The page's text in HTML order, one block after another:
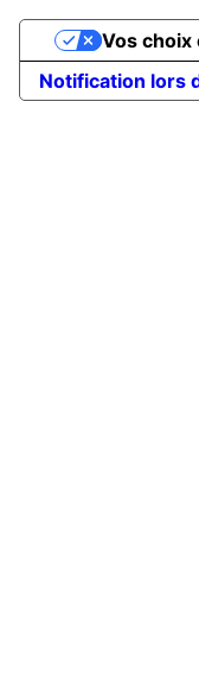
Notification lors
Vos choix